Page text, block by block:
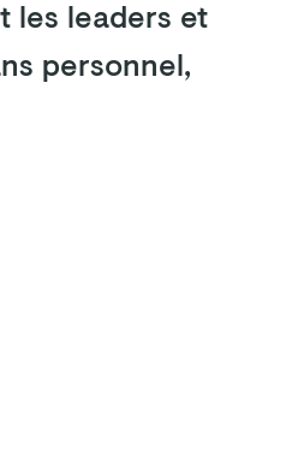
les leaders et
personnel,